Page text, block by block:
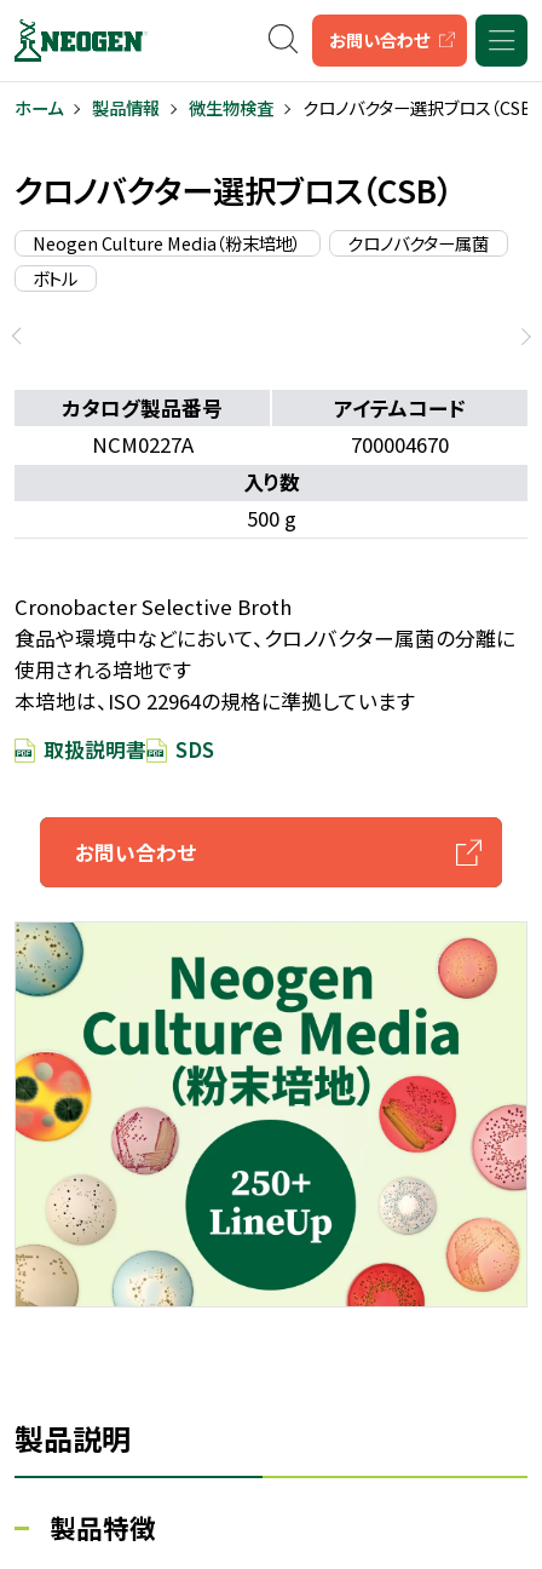
キーワード検索
お問い合わせ
ホーム 製品情報 微生物検査 クロノバクター選択ブロス（CSB）
クロノバクター選択ブロス（CSB）
Neogen Culture Media（粉末培地）
クロノバクター属菌
ボトル
カタログ製品番号
NCM0227A
アイテムコード
700004670
入り数
500 g
Cronobacter Selective Broth
食品や環境中などにおいて、クロノバクター属菌の分離に
使用される培地です
本培地は、ISO 22964の規格に準拠しています
取扱説明書
SDS
お問い合わせ
製品説明
製品特徴